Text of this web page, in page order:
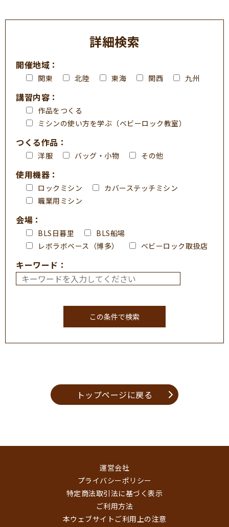
詳細検索
開催地域：
関東 北陸 東海 関西 九州
講習内容：
作品をつくる
ミシンの使い方を学ぶ（ベビーロック教室）
つくる作品：
洋服 バッグ・小物 その他
使用機器：
ロックミシン
カバーステッチミシン
職業用ミシン
会場：
BLS日暮里
BLS船場
レボラボベース（博多）
ベビーロック取扱店
キーワード：
トップページに戻る
運営会社
プライバシーポリシー
特定商法取引法に基づく表示
ご利用方法
本ウェブサイトご利用上の注意